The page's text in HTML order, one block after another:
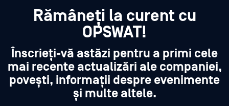
Rămâneți la curent cu
OPSWAT!
Înscrieți-vă astăzi pentru a primi cele
mai recente actualizări ale companiei,
povești, informații despre evenimente
și multe altele.